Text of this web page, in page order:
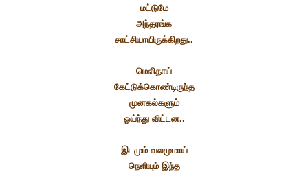
மட்டுமே
அந்தரங்க
சாட்சியாயிருக்கிறது..
மெலிதாய்
கேட்டுக்கொண்டிருந்த
முனகல்களும்
ஓய்ந்து விட்டன..
இடமும் வலமுமாய்
நெளியும் இந்த